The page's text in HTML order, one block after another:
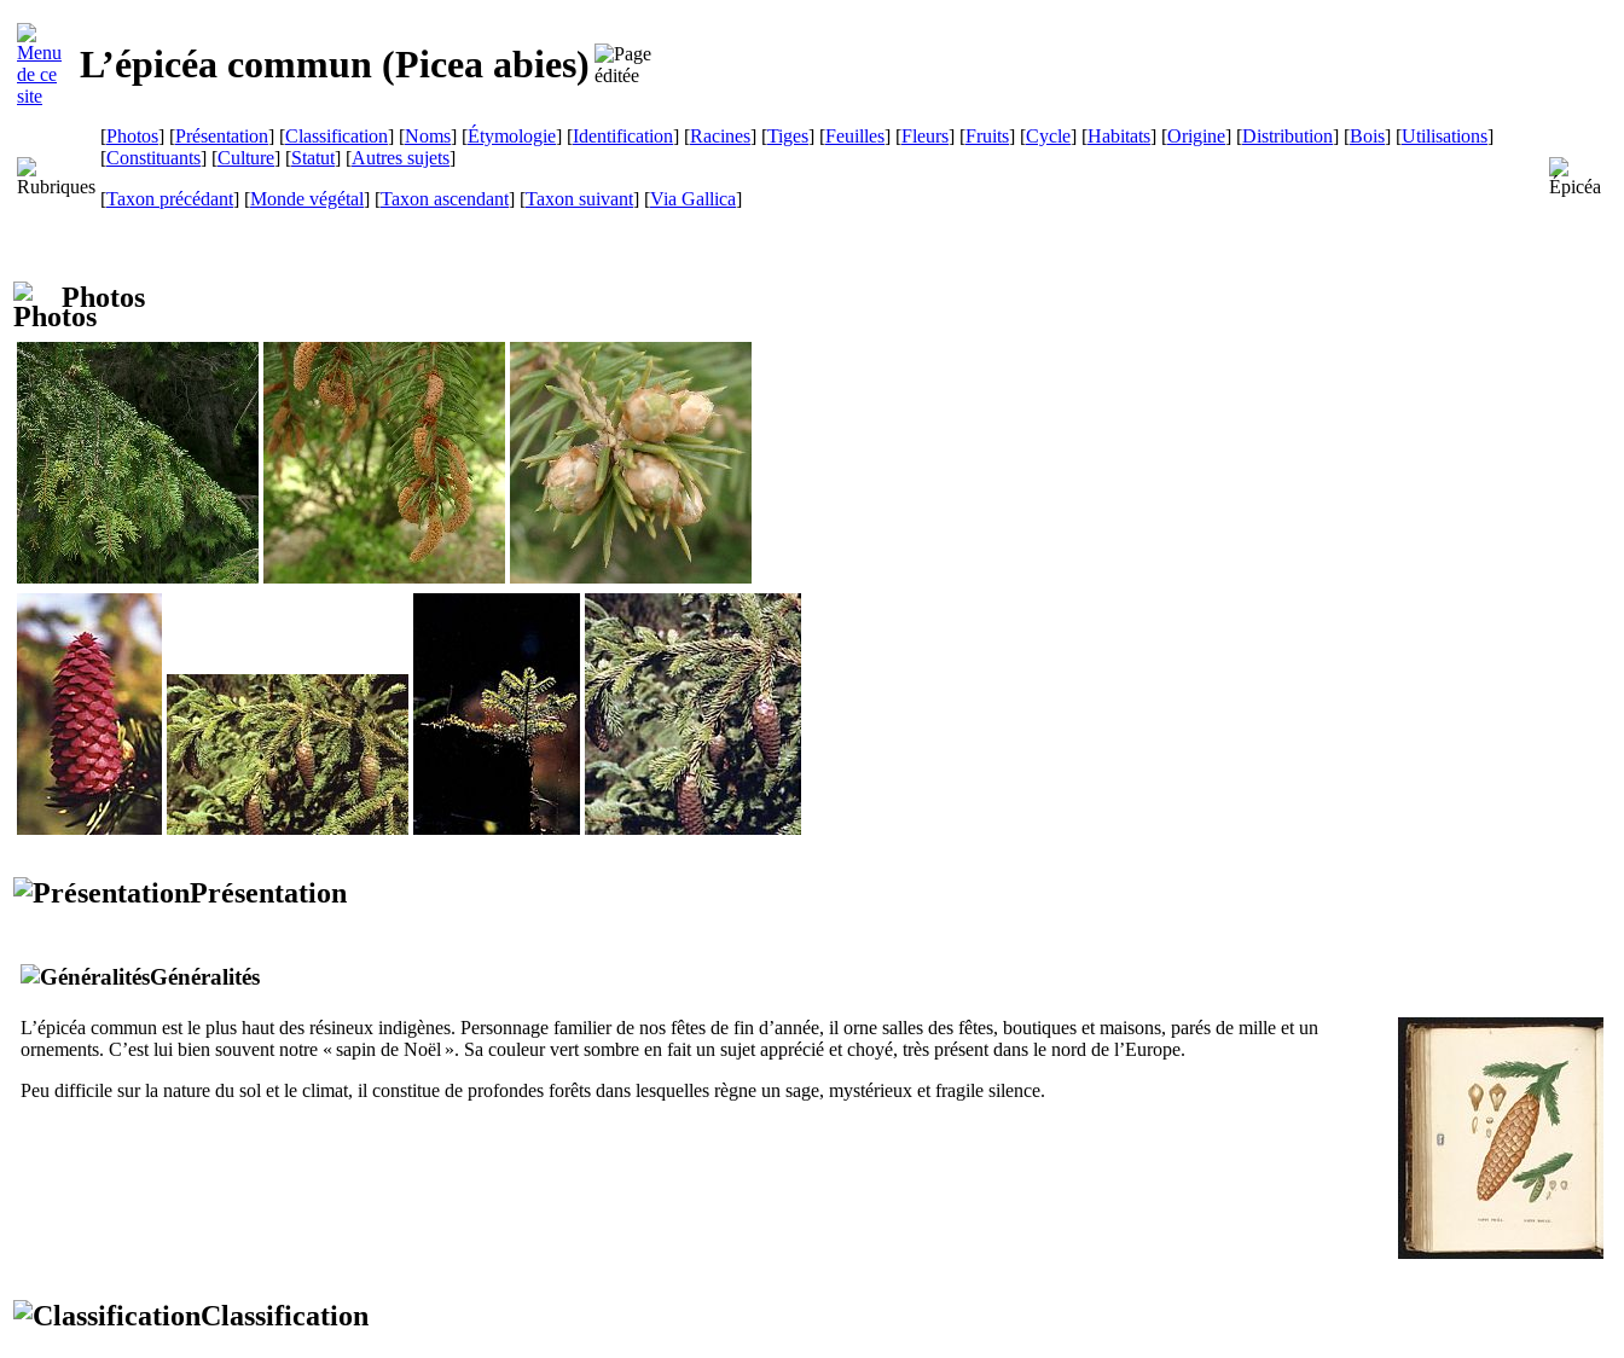
L’épicéa commun (Picea abies)
[Photos] [Présentation] [Classification] [Noms] [Étymologie] [Identification] [Racines] [Tiges] [Feuilles] [Fleurs] [Fruits] [Cycle] [Habitats] [Origine] [Distribution] [Bois] [Utilisations]
[Constituants] [Culture] [Statut] [Autres sujets]
[Taxon précédant] [Monde végétal] [Taxon ascendant] [Taxon suivant] [Via Gallica]
Photos
Présentation
Généralités
L’épicéa commun est le plus haut des résineux indigènes. Personnage familier de nos fêtes de fin d’année, il orne salles des fêtes, boutiques et maisons, parés de mille et un
ornements. C’est lui bien souvent notre « sapin de Noël ». Sa couleur vert sombre en fait un sujet apprécié et choyé, très présent dans le nord de l’Europe.
Peu difficile sur la nature du sol et le climat, il constitue de profondes forêts dans lesquelles règne un sage, mystérieux et fragile silence.
Classification